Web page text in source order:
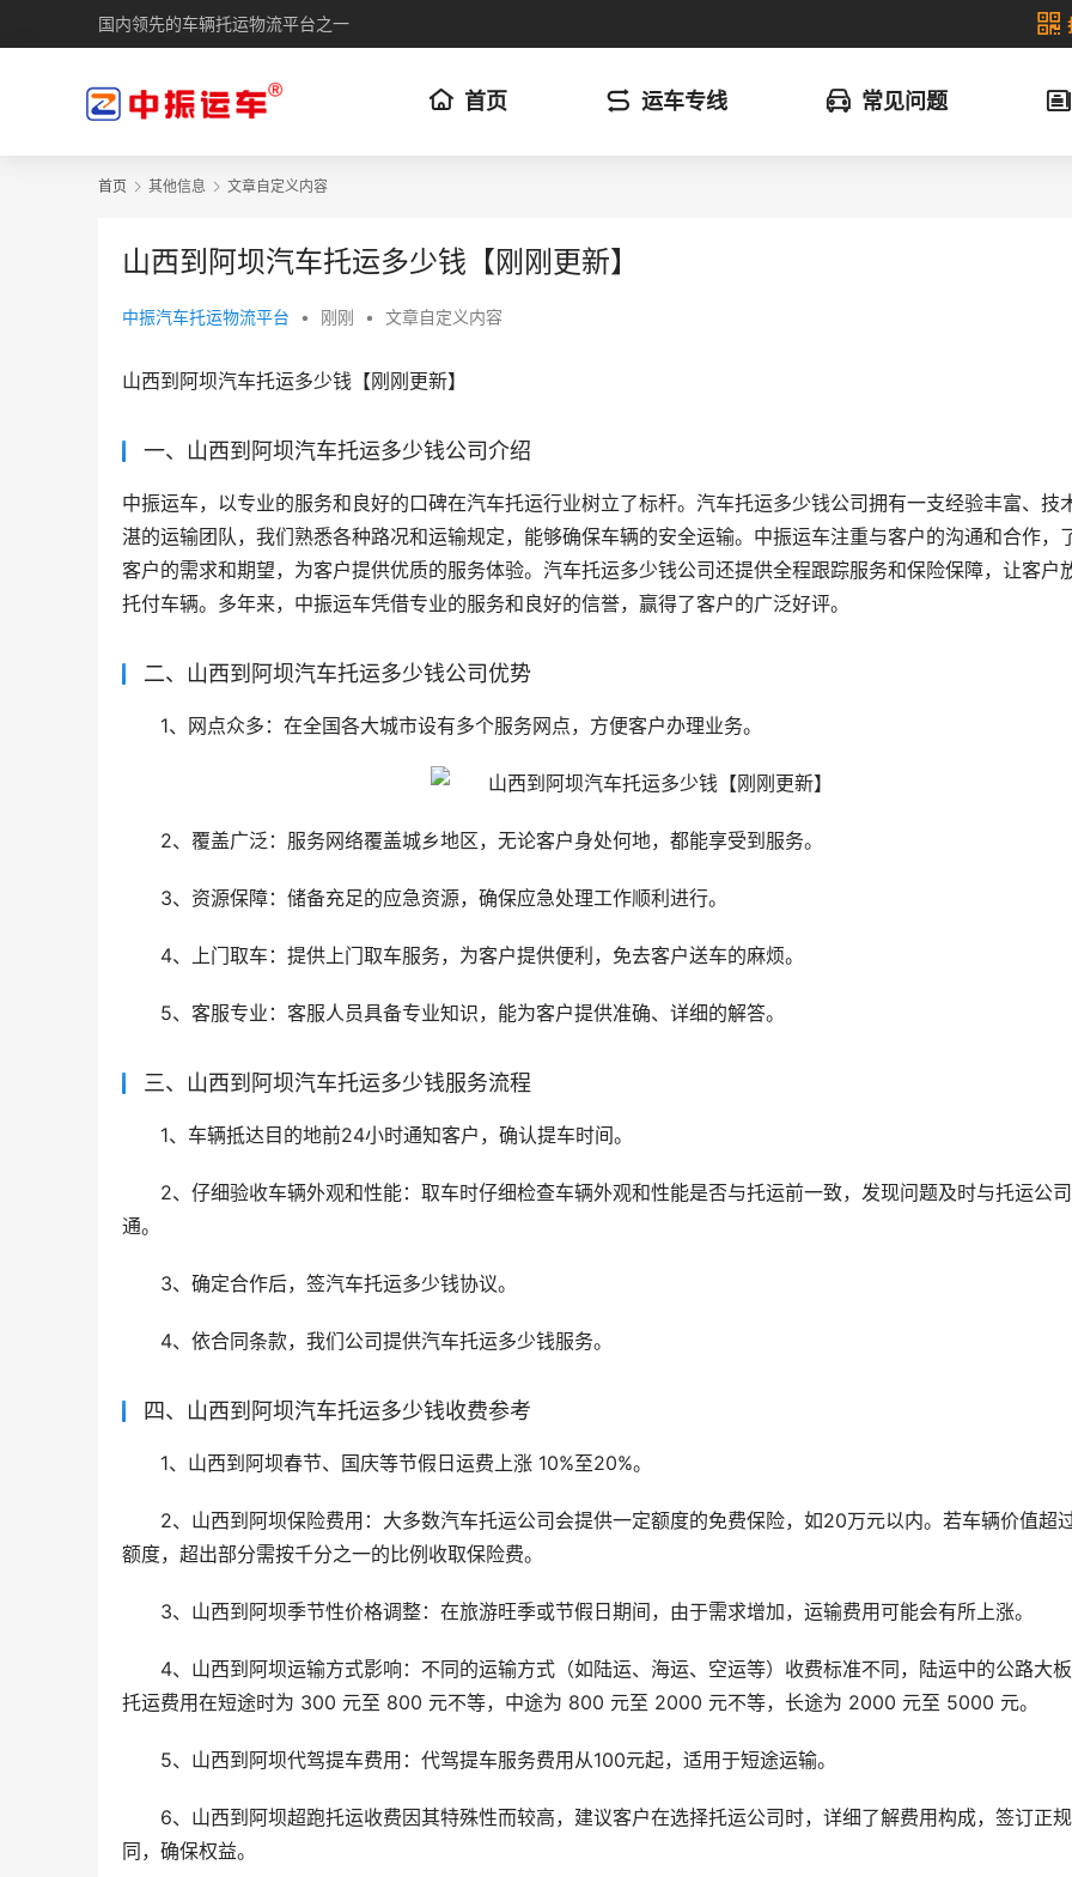
国内领先的车辆托运物流平台之一
首页 运车专线 常见问题
首页 其他信息 文章自定义内容
山西到阿坝汽车托运多少钱【刚刚更新】
中振汽车托运物流平台 • 刚刚 • 文章自定义内容
山西到阿坝汽车托运多少钱【刚刚更新】
一、山西到阿坝汽车托运多少钱公司介绍
中振运车，以专业的服务和良好的口碑在汽车托运行业树立了标杆。汽车托运多少钱公司拥有一支经验丰富、技
湛的运输团队，我们熟悉各种路况和运输规定，能够确保车辆的安全运输。中振运车注重与客户的沟通和合作，
客户的需求和期望，为客户提供优质的服务体验。汽车托运多少钱公司还提供全程跟踪服务和保险保障，让客户
托付车辆。多年来，中振运车凭借专业的服务和良好的信誉，赢得了客户的广泛好评。
二、山西到阿坝汽车托运多少钱公司优势
1、网点众多：在全国各大城市设有多个服务网点，方便客户办理业务。
2、覆盖广泛：服务网络覆盖城乡地区，无论客户身处何地，都能享受到服务。
3、资源保障：储备充足的应急资源，确保应急处理工作顺利进行。
4、上门取车：提供上门取车服务，为客户提供便利，免去客户送车的麻烦。
5、客服专业：客服人员具备专业知识，能为客户提供准确、详细的解答。
三、山西到阿坝汽车托运多少钱服务流程
1、车辆抵达目的地前24小时通知客户，确认提车时间。
2、仔细验收车辆外观和性能：取车时仔细检查车辆外观和性能是否与托运前一致，发现问题及时与托运公
通。
3、确定合作后，签汽车托运多少钱协议。
4、依合同条款，我们公司提供汽车托运多少钱服务。
四、山西到阿坝汽车托运多少钱收费参考
1、山西到阿坝春节、国庆等节假日运费上涨 10%至20%。
2、山西到阿坝保险费用：大多数汽车托运公司会提供一定额度的免费保险，如20万元以内。若车辆价值超
额度，超出部分需按千分之一的比例收取保险费。
3、山西到阿坝季节性价格调整：在旅游旺季或节假日期间，由于需求增加，运输费用可能会有所上涨。
4、山西到阿坝运输方式影响：不同的运输方式（如陆运、海运、空运等）收费标准不同，陆运中的公路大
托运费用在短途时为 300 元至 800 元不等，中途为 800 元至 2000 元不等，长途为 2000 元至 5000 元。
5、山西到阿坝代驾提车费用：代驾提车服务费用从100元起，适用于短途运输。
6、山西到阿坝超跑托运收费因其特殊性而较高，建议客户在选择托运公司时，详细了解费用构成，签订正
同，确保权益。